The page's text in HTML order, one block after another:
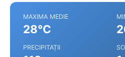
MAXIMA MEDIE
28°C
PRECIPITAȚII